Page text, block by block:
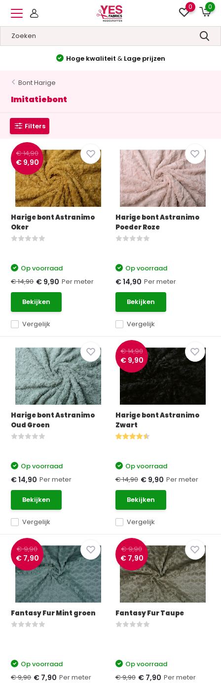
0 0
Hoge kwaliteit & Lage prijzen
Bont Harige
Imitatiebont
Filters
€ 14,90
€ 9,90
Harige bont Astranimo
Oker
Vergelijk
Op voorraad
€ 14,90 € 9,90 Per meter
Bekijken
Harige bont Astranimo
Poeder Roze
Vergelijk
Op voorraad
€ 14,90 Per meter
Bekijken
Harige bont Astranimo
Oud Groen
Vergelijk
Op voorraad
€ 14,90 Per meter
Bekijken
€ 14,90
€ 9,90
Harige bont Astranimo
Zwart
Vergelijk
Op voorraad
€ 14,90 € 9,90 Per meter
Bekijken
€ 9,90
€ 7,90
Fantasy Fur Mint groen
Op voorraad
€ 9,90 € 7,90 Per meter
€ 9,90
€ 7,90
Fantasy Fur Taupe
Op voorraad
€ 9,90 € 7,90 Per meter